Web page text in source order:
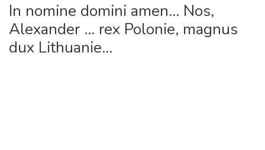
In nomine domini amen... Nos,
Alexander ... rex Polonie, magnus
dux Lithuanie...